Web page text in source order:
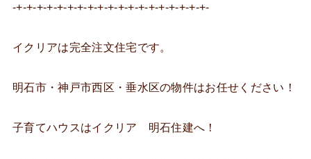
-+-+-+-+-+-+-+-+-+-+-+-+-+-+-+-+-+-+-+-
イクリアは完全注文住宅です。
明石市・神戸市西区・垂水区の物件はお任せください！
子育てハウスはイクリア 明石住建へ！